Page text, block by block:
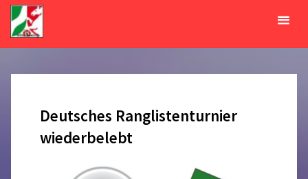
Zum
Inhalt
springenMonat:
Deutsches Ranglistenturnier
wiederbelebt